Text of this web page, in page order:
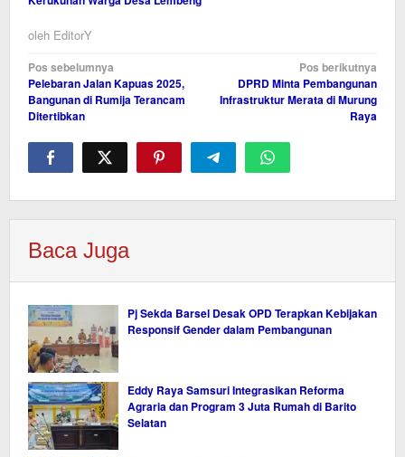
oleh EditorY
Navigasi
pos
Pos sebelumnya
Pelebaran Jalan Kapuas 2025,
Bangunan di Rumija Terancam
Ditertibkan
Pos berikutnya
DPRD Minta Pembangunan
Infrastruktur Merata di Murung
Raya
Baca Juga
Pj Sekda Barsel Desak OPD Terapkan Kebijakan
Responsif Gender dalam Pembangunan
Eddy Raya Samsuri Integrasikan Reforma
Agraria dan Program 3 Juta Rumah di Barito
Selatan